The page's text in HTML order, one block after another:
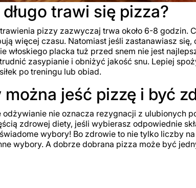
trawi się pizza?
pizzy zazwyczaj trwa około 6-8 godzin.
więcej czasu. Natomiast jeśli zastanawiasz
włoskiego placka tuż przed snem nie jest
zasypianie i obniżyć jakość snu. Lepiej
po treningu lub obiad.
można jeść pizzę i być
odżywianie nie oznacza rezygnacji z ulubionych
zdrowej diety, jeśli wybierasz odpowiednie
wybory! Bo zdrowie to nie tylko liczby
wybory. A dobrze dobrana pizza może być